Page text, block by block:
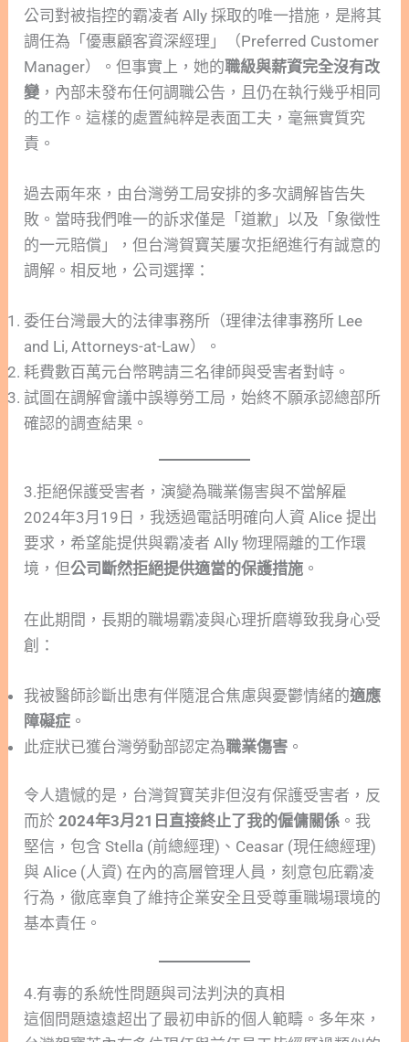
公司對被指控的霸凌者 Ally 採取的唯一措施，是將其
調任為「優惠顧客資深經理」（Preferred Customer
Manager）。但事實上，她的職級與薪資完全沒有改
變 ，內部未發布任何調職公告，且仍在執行幾乎相同
的工作。這樣的處置純粹是表面工夫，毫無實質究
責。
過去兩年來，由台灣勞工局安排的多次調解皆告失
敗。當時我們唯一的訴求僅是「道歉」以及「象徵性
的一元賠償」，但台灣賀寶芙屢次拒絕進行有誠意的
調解。相反地，公司選擇：
委任台灣最大的法律事務所（理律法律事務所 Lee
and Li, Attorneys-at-Law）。
耗費數百萬元台幣聘請三名律師與受害者對峙。
試圖在調解會議中誤導勞工局，始終不願承認總部所
確認的調查結果。
3.拒絕保護受害者，演變為職業傷害與不當解雇
2024年3月19日，我透過電話明確向人資 Alice 提出
要求，希望能提供與霸凌者 Ally 物理隔離的工作環
境，但公司斷然拒絕提供適當的保護措施 。
在此期間，長期的職場霸凌與心理折磨導致我身心受
創：
我被醫師診斷出患有伴隨混合焦慮與憂鬱情緒的適應
障礙症 。
此症狀已獲台灣勞動部認定為職業傷害 。
令人遺憾的是，台灣賀寶芙非但沒有保護受害者，反
而於2024年3月21日直接終止了我的僱傭關係 。我
堅信，包含 Stella (前總經理)、Ceasar (現任總經理)
與 Alice (人資) 在內的高層管理人員，刻意包庇霸凌
行為，徹底辜負了維持企業安全且受尊重職場環境的
基本責任。
4.有毒的系統性問題與司法判決的真相
這個問題遠遠超出了最初申訴的個人範疇。多年來，